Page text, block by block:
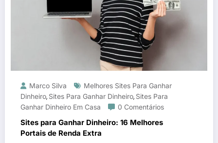
Marco Silva
Melhores Sites Para Ganhar
Dinheiro, Sites Para Ganhar Dinheiro, Sites Para
Ganhar Dinheiro Em Casa
0 Comentários
Sites para Ganhar Dinheiro: 16 Melhores
Portais de Renda Extra